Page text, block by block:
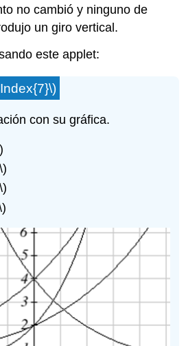
no cambió y ninguno de
un giro vertical.
este applet:
con su gráfica.